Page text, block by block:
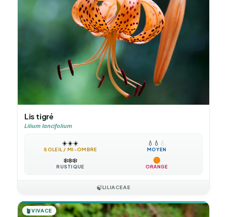
Lis tigré
Lilium lancifolium
☀️☀️☀️
SOLEIL / MI-OMBRE
💧 💧 💧
MOYEN
❄️❄️❄️
RUSTIQUE ORANGE
🍃LILIACEAE
🪴VIVACE